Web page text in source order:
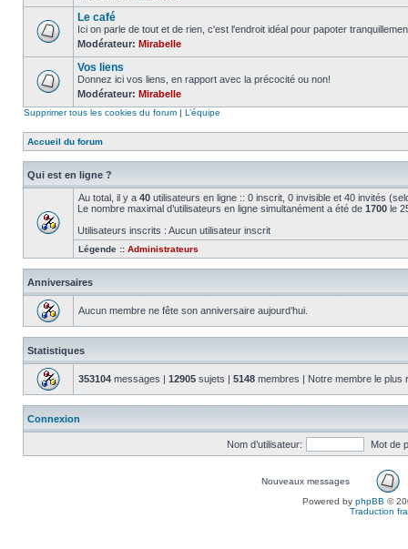
Le café
Ici on parle de tout et de rien, c'est l'endroit idéal pour papoter
Modérateur: Mirabelle
Vos liens
Donnez ici vos liens, en rapport avec la précocité ou non!
Modérateur: Mirabelle
Supprimer tous les cookies du forum | L’équipe
Accueil du forum
Qui est en ligne ?
Au total, il y a 40 utilisateurs en ligne :: 0 inscrit, 0 invisible et 40 invités
Le nombre maximal d’utilisateurs en ligne simultanément a été de 1700 le
Utilisateurs inscrits : Aucun utilisateur inscrit
Légende :: Administrateurs
Anniversaires
Aucun membre ne fête son anniversaire aujourd’hui.
Statistiques
353104 messages | 12905 sujets | 5148 membres | Notre membre le plus
Connexion
Nom d’utilisateur: Mot de
Nouveaux messages
Powered by phpBB ©
Traduction